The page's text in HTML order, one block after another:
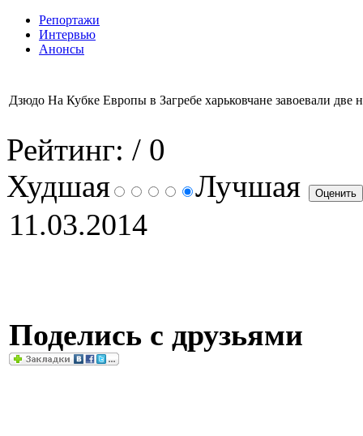
Репортажи
Интервью
Анонсы
Дзюдо На Кубке Европы в Загребе харьковчане завоевали две
Рейтинг: / 0
Худшая
Лучшая
11.03.2014
Поделись с друзьями